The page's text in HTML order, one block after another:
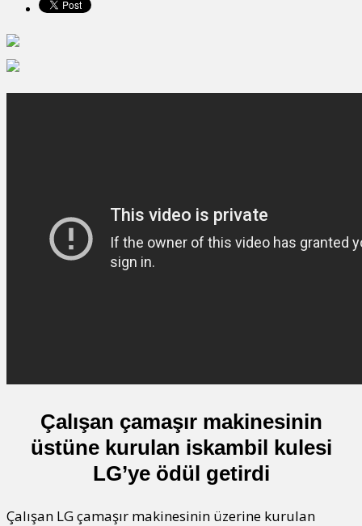
Çalışan çamaşır makinesinin
üstüne kurulan iskambil kulesi
LG’ye ödül getirdi
Çalışan LG çamaşır makinesinin üzerine kurulan